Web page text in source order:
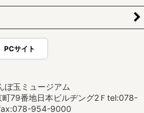
PCサイト
ぼ玉ミュージアム
79番地日本ビルヂング2Ｆtel:078-
954-9000